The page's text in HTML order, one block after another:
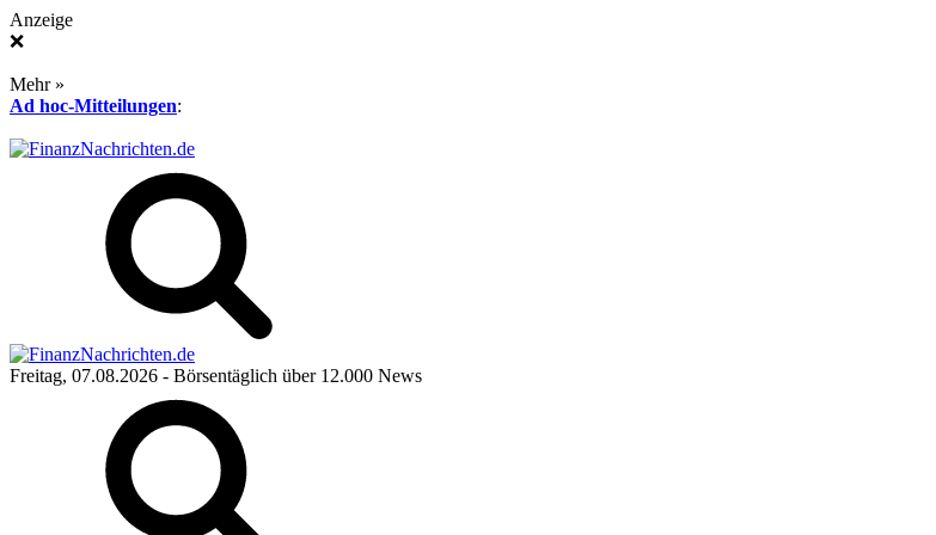
Anzeige
❌
Mehr »
Ad hoc-Mitteilungen:
Freitag, 07.08.2026 - Börsentäglich über 12.000 News